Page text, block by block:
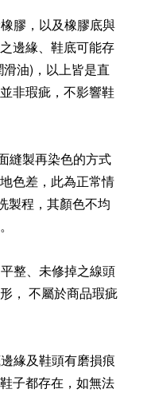
膠，以及橡膠底與
邊緣、鞋底可能存
油)，以上皆是直
非瑕疵，不影響鞋
縫製再染色的方式
色差，此為正常情
製程，其顏色不均
整、未修掉之線頭
， 不屬於商品瑕疵
緣及鞋頭有磨損痕
子都存在，如無法